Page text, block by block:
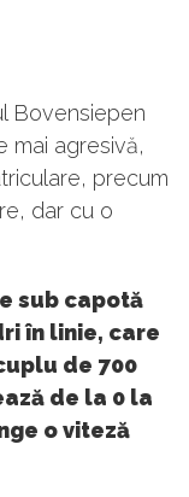
Bovensiepen
mai agresivă,
precum
dar cu o
sub capotă
în linie, care
de 700
de la 0 la
o viteză